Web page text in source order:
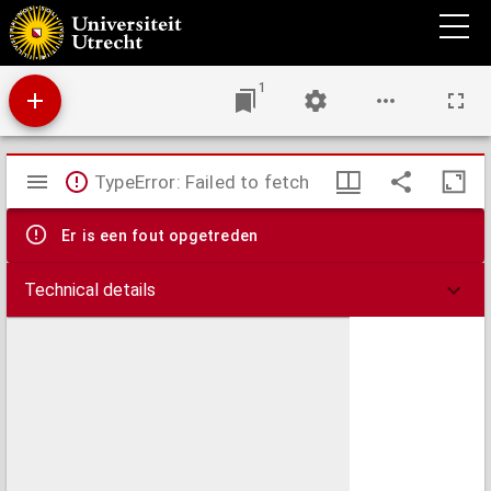
Tooneel van den oorlog in het Oosten
1
Mirador
viewer
TypeError: Failed to fetch
Er is een fout opgetreden
Technical details